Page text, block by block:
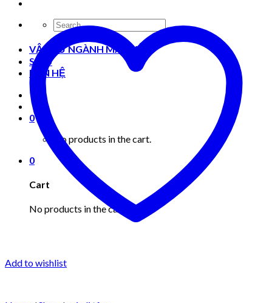
Search
for:
VẬT TƯ NGÀNH MAY MẶC
Shop
LIÊN HỆ
0
No products in the cart.
0
Cart
No products in the cart.
Add to wishlist